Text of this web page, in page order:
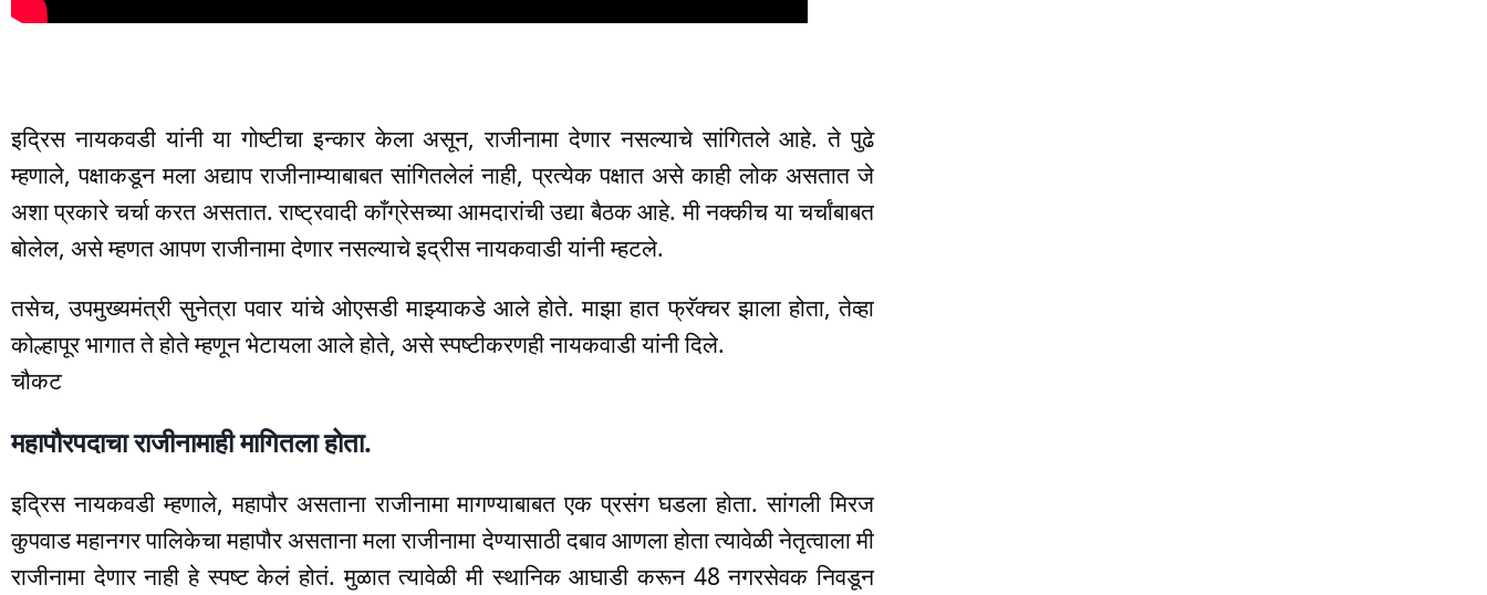
इद्रिस नायकवडी यांनी या गोष्टीचा इन्कार केला असून, राजीनामा देणार नसल्याचे सांगितले आहे. ते पुढे
म्हणाले, पक्षाकडून मला अद्याप राजीनाम्याबाबत सांगितलेलं नाही, प्रत्येक पक्षात असे काही लोक असतात जे
अशा प्रकारे चर्चा करत असतात. राष्ट्रवादी काँग्रेसच्या आमदारांची उद्या बैठक आहे. मी नक्कीच या चर्चांबाबत
बोलेल, असे म्हणत आपण राजीनामा देणार नसल्याचे इद्रीस नायकवाडी यांनी म्हटले.
तसेच, उपमुख्यमंत्री सुनेत्रा पवार यांचे ओएसडी माझ्याकडे आले होते. माझा हात फ्रॅक्चर झाला होता, तेव्हा
कोल्हापूर भागात ते होते म्हणून भेटायला आले होते, असे स्पष्टीकरणही नायकवाडी यांनी दिले.
चौकट
महापौरपदाचा राजीनामाही मागितला होता.
इद्रिस नायकवडी म्हणाले, महापौर असताना राजीनामा मागण्याबाबत एक प्रसंग घडला होता. सांगली मिरज
कुपवाड महानगर पालिकेचा महापौर असताना मला राजीनामा देण्यासाठी दबाव आणला होता त्यावेळी नेतृत्वाला मी
राजीनामा देणार नाही हे स्पष्ट केलं होतं. मुळात त्यावेळी मी स्थानिक आघाडी करून 48 नगरसेवक निवडून